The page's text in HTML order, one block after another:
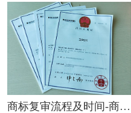
商标复审流程及时间-商标